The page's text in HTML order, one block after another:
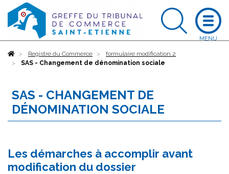
AccueilRegistre du Commerce
formulaire modification 2
SAS - Changement de dénomination sociale
SAS - CHANGEMENT DE
DÉNOMINATION SOCIALE
Les démarches à accomplir avant
modification du dossier